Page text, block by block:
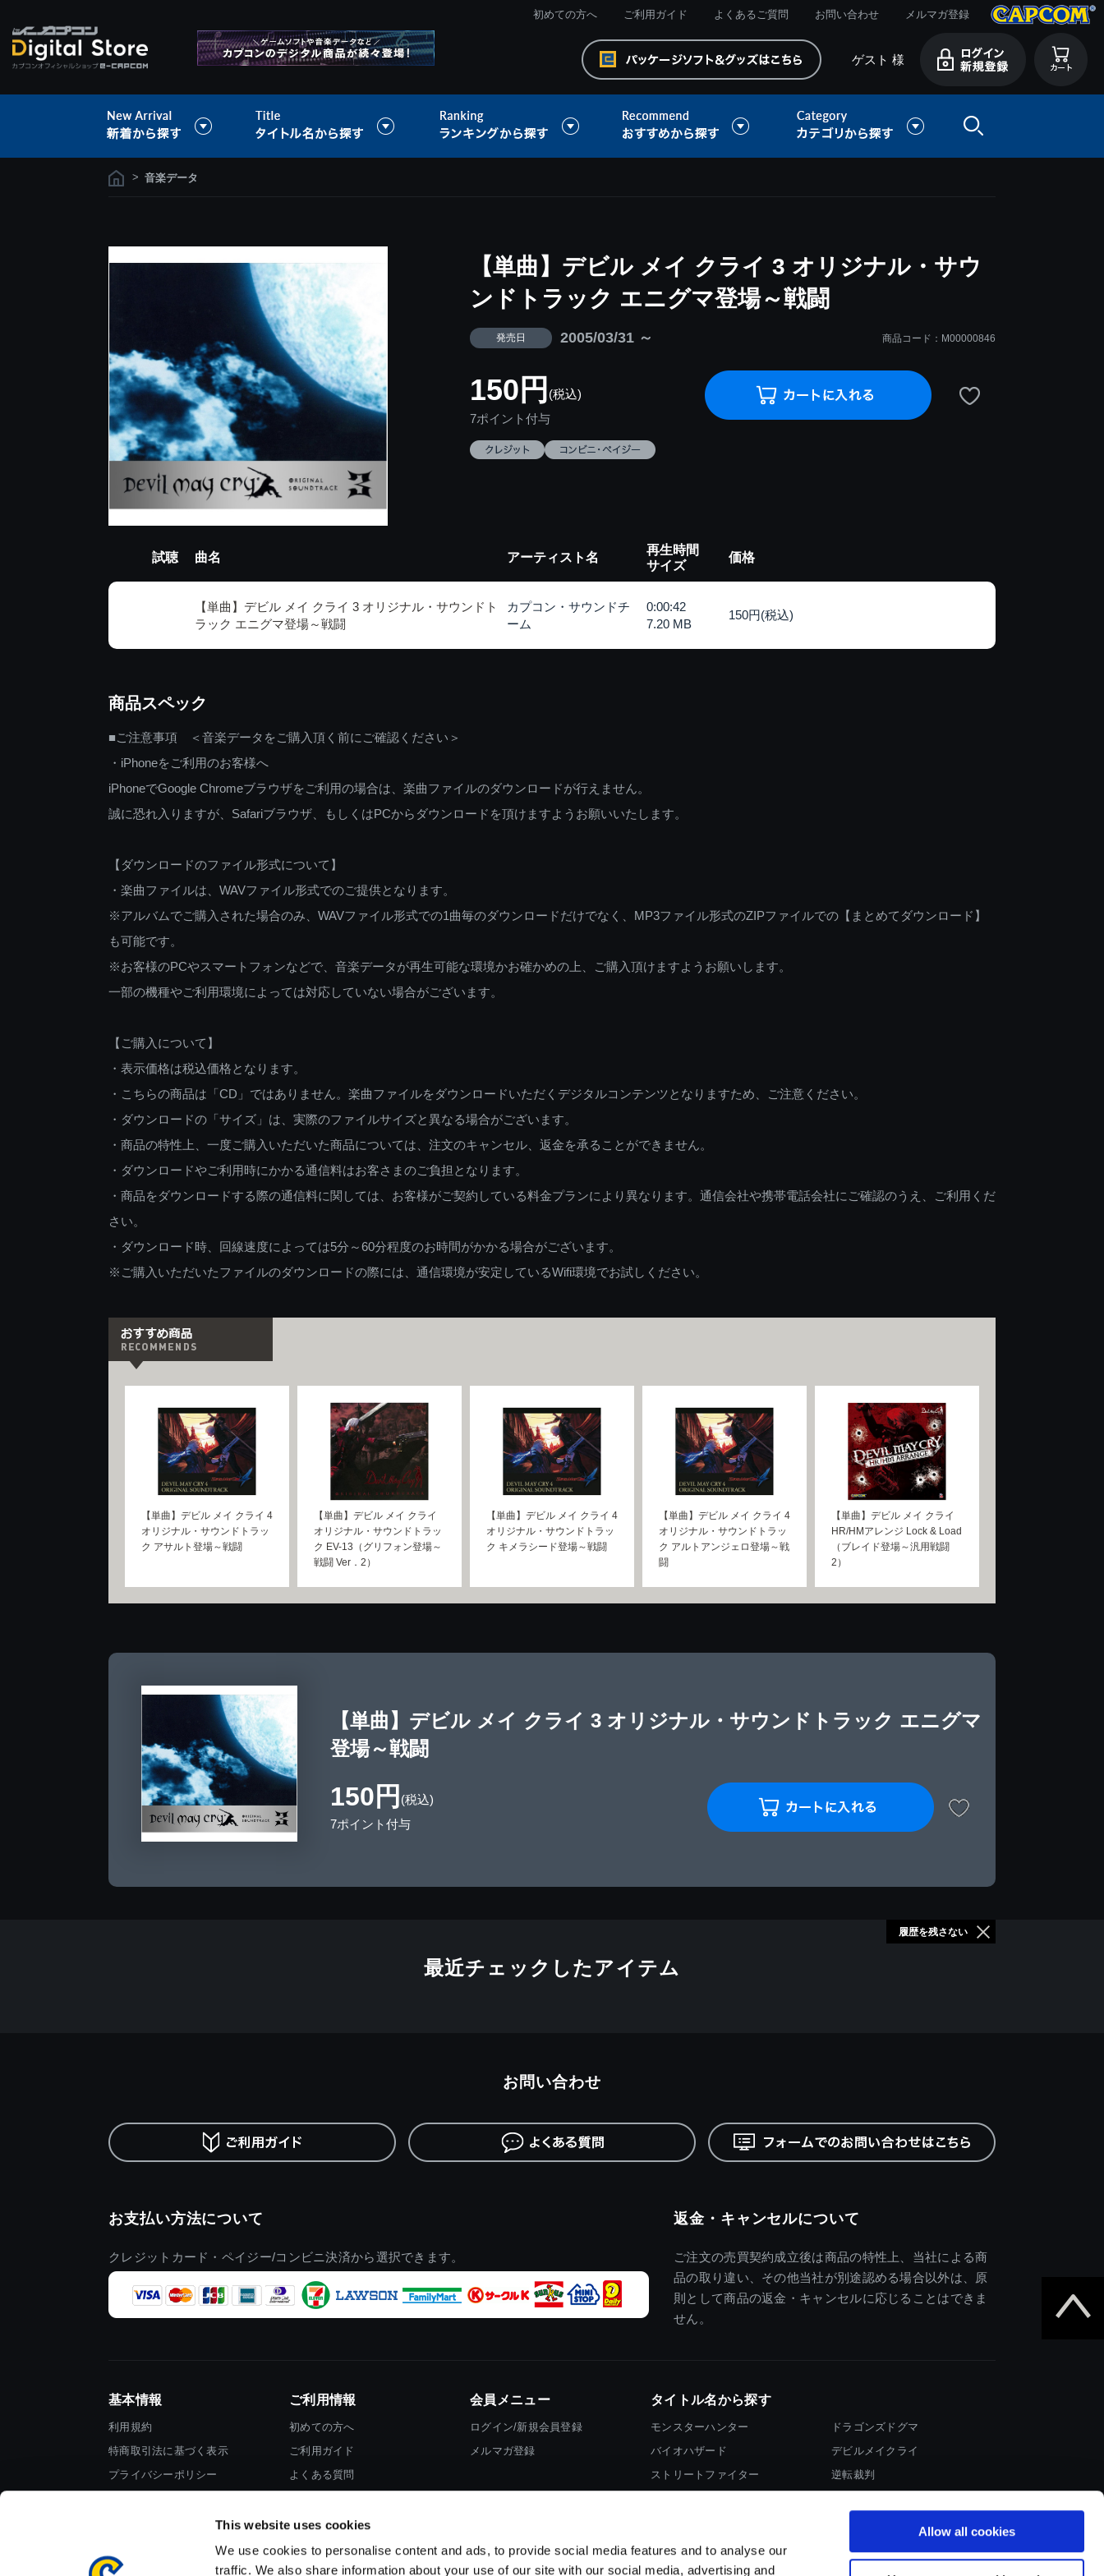
This website uses cookies
We use cookies to personalise content and ads, to provide social media features and to analyse our
traffic. We also share information about your use of our site with our social media, advertising and
Allow all cookies
初めての方へ ご利用ガイド よくあるご質問 お問い合わせ メルマガ登録
ゲスト 様
> 音楽データ
【単曲】デビル メイ クライ 3 オリジナル・サウ
ンドトラック エニグマ登場～戦闘
発売日 2005/03/31 ～ 商品コード：M00000846
150円 (税込)
7ポイント付与
試聴 曲名 アーティスト名
再生時間
サイズ
価格
【単曲】デビル メイ クライ 3 オリジナル・サウンドト
ラック エニグマ登場～戦闘
カプコン・サウンドチ
ーム
0:00:42
7.20 MB
150円(税込)
商品スペック
■ご注意事項 ＜音楽データをご購入頂く前にご確認ください＞
・iPhoneをご利用のお客様へ
iPhoneでGoogle Chromeブラウザをご利用の場合は、楽曲ファイルのダウンロードが行えません。
誠に恐れ入りますが、Safariブラウザ、もしくはPCからダウンロードを頂けますようお願いいたします。
【ダウンロードのファイル形式について】
・楽曲ファイルは、WAVファイル形式でのご提供となります。
※アルバムでご購入された場合のみ、WAVファイル形式での1曲毎のダウンロードだけでなく、MP3ファイル形式のZIPファイルでの【まとめてダウンロード】
も可能です。
※お客様のPCやスマートフォンなどで、音楽データが再生可能な環境かお確かめの上、ご購入頂けますようお願いします。
一部の機種やご利用環境によっては対応していない場合がございます。
【ご購入について】
・表示価格は税込価格となります。
・こちらの商品は「CD」ではありません。楽曲ファイルをダウンロードいただくデジタルコンテンツとなりますため、ご注意ください。
・ダウンロードの「サイズ」は、実際のファイルサイズと異なる場合がございます。
・商品の特性上、一度ご購入いただいた商品については、注文のキャンセル、返金を承ることができません。
・ダウンロードやご利用時にかかる通信料はお客さまのご負担となります。
・商品をダウンロードする際の通信料に関しては、お客様がご契約している料金プランにより異なります。通信会社や携帯電話会社にご確認のうえ、ご利用くだ
さい。
・ダウンロード時、回線速度によっては5分～60分程度のお時間がかかる場合がございます。
※ご購入いただいたファイルのダウンロードの際には、通信環境が安定しているWifi環境でお試しください。
【単曲】デビル メイ クライ 4
オリジナル・サウンドトラッ
ク アサルト登場～戦闘
【単曲】デビル メイ クライ
オリジナル・サウンドトラッ
ク EV-13（グリフォン登場～
戦闘 Ver．2）
【単曲】デビル メイ クライ 4
オリジナル・サウンドトラッ
ク キメラシード登場～戦闘
【単曲】デビル メイ クライ 4
オリジナル・サウンドトラッ
ク アルトアンジェロ登場～戦
闘
【単曲】デビル メイ クライ
HR/HMアレンジ Lock & Load
（ブレイド登場～汎用戦闘
2）
【単曲】デビル メイ クライ 3 オリジナル・サウンドトラック エニグマ
登場～戦闘
150円 (税込)
7ポイント付与
最近チェックしたアイテム
履歴を残さない
お支払い方法について
クレジットカード・ペイジー/コンビニ決済から選択できます。
返金・キャンセルについて
ご注文の売買契約成立後は商品の特性上、当社による商
品の取り違い、その他当社が別途認める場合以外は、原
則として商品の返金・キャンセルに応じることはできま
せん。
お問い合わせ
基本情報
利用規約
特商取引法に基づく表示
プライバシーポリシー
ご利用情報
初めての方へ
ご利用ガイド
よくある質問
会員メニュー
ログイン/新規会員登録
メルマガ登録
タイトル名から探す
モンスターハンター
バイオハザード
ストリートファイター
ドラゴンズドグマ
デビルメイクライ
逆転裁判